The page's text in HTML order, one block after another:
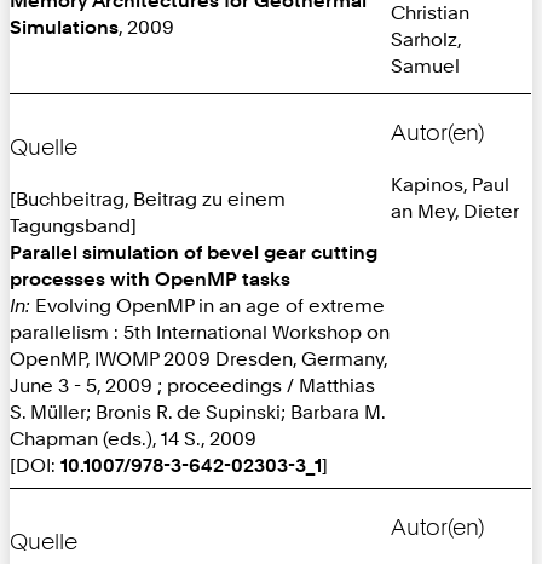
Simulations, 2009
Christian
Sarholz,
Samuel
Quelle
[Buchbeitrag, Beitrag zu einem
Tagungsband]
Parallel simulation of bevel gear cutting
processes with OpenMP tasks
In: Evolving OpenMP in an age of extreme
parallelism : 5th International Workshop on
OpenMP, IWOMP 2009 Dresden, Germany,
June 3 - 5, 2009 ; proceedings / Matthias
S. Müller; Bronis R. de Supinski; Barbara M.
Chapman (eds.), 14 S., 2009
[DOI: 10.1007/978-3-642-02303-3_1]
Autor(en)
Kapinos, Paul
an Mey, Dieter
Quelle
Autor(en)